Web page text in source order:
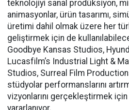
teknolojiyi sanal prodüksiyon,
animasyonlar, ürün tasarımı,
üretimi dahil olmak üzere her
geliştirmek için de
Goodbye Kansas Studios,
Lucasfilm’s Industrial Light &
Studios, Surreal Film
stüdyolar performanslarını
vizyonlarını gerçekleştirmek
yararlanıyor.